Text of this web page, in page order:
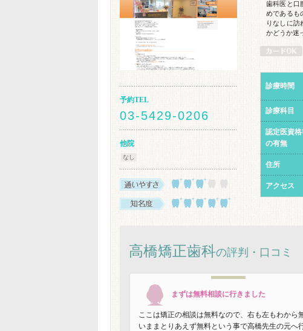
予約TEL
03-5429-0206
他院
なし
歯科医と口
めであるも
りなしに訪
かどうか迷
診療時間
診療科目
認定医資
の有無
住所
アクセス
高橋矯正歯科の評判・口コミ
まずは無料相談に行きました
ここは矯正の相談は無料なので、右も左もわから
いままとりあえず無料という事で高橋先生の元へ